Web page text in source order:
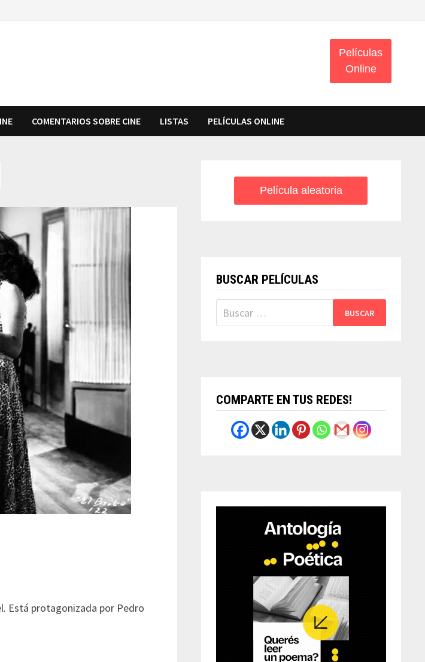
Películas
Online
COMENTARIOS SOBRE CINE LISTAS PELÍCULAS ONLINE
Está protagonizada por Pedro
Película aleatoria
BUSCAR PELÍCULAS
Buscar:
COMPARTE EN TUS REDES!